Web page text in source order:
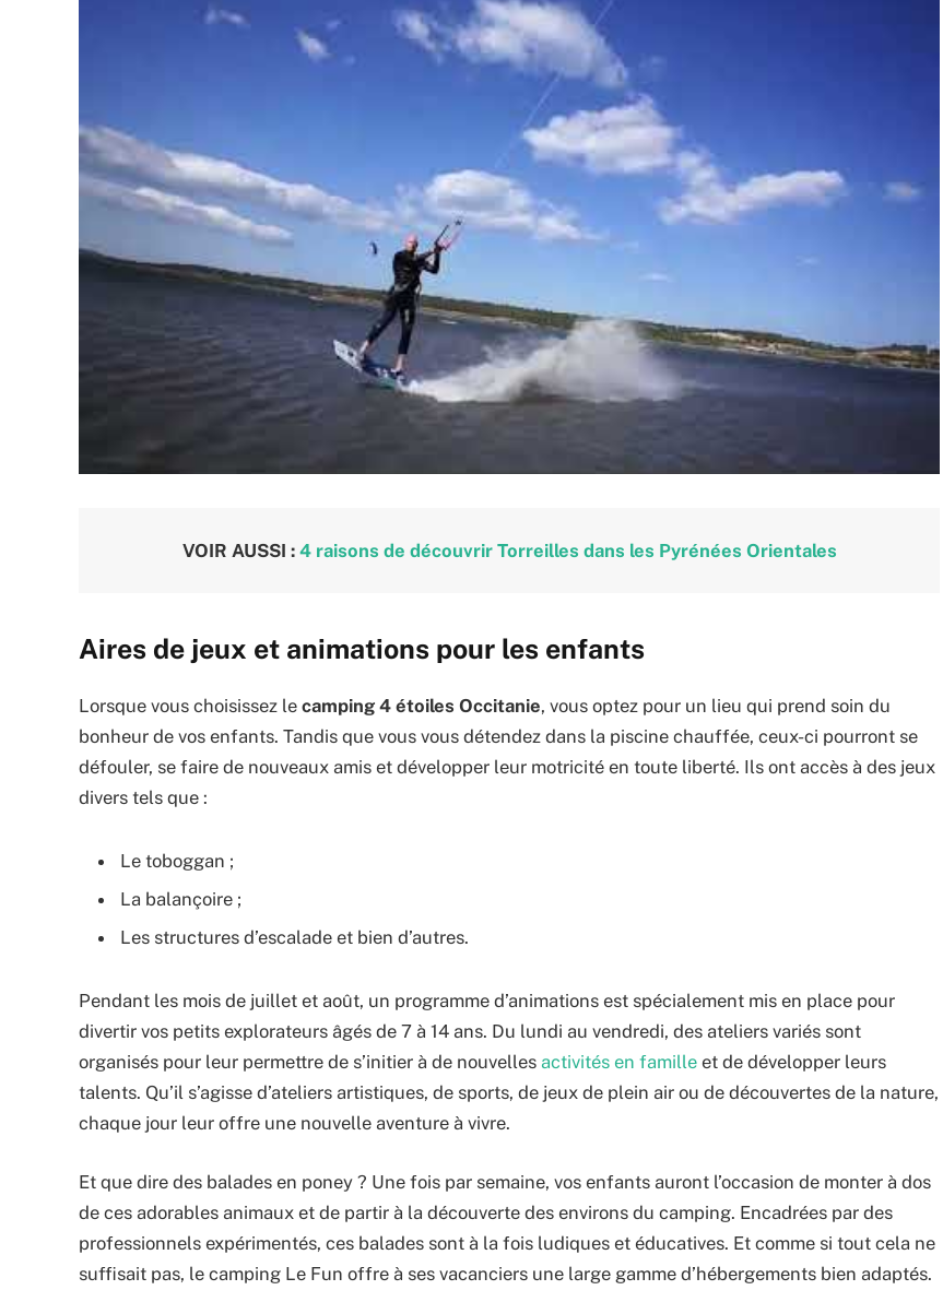
VOIR AUSSI : 4 raisons de découvrir Torreilles dans les Pyrénées Orientales
Aires de jeux et animations pour les enfants
Lorsque vous choisissez le camping 4 étoiles Occitanie, vous optez pour un lieu qui prend soin du
bonheur de vos enfants. Tandis que vous vous détendez dans la piscine chauffée, ceux-ci pourront se
défouler, se faire de nouveaux amis et développer leur motricité en toute liberté. Ils ont accès à des jeux
divers tels que :
Le toboggan ;
La balançoire ;
Les structures d’escalade et bien d’autres.
Pendant les mois de juillet et août, un programme d’animations est spécialement mis en place pour
divertir vos petits explorateurs âgés de 7 à 14 ans. Du lundi au vendredi, des ateliers variés sont
organisés pour leur permettre de s’initier à de nouvelles activités en famille et de développer leurs
talents. Qu’il s’agisse d’ateliers artistiques, de sports, de jeux de plein air ou de découvertes de la nature,
chaque jour leur offre une nouvelle aventure à vivre.
Et que dire des balades en poney ? Une fois par semaine, vos enfants auront l’occasion de monter à dos
de ces adorables animaux et de partir à la découverte des environs du camping. Encadrées par des
professionnels expérimentés, ces balades sont à la fois ludiques et éducatives. Et comme si tout cela ne
suffisait pas, le camping Le Fun offre à ses vacanciers une large gamme d’hébergements bien adaptés.